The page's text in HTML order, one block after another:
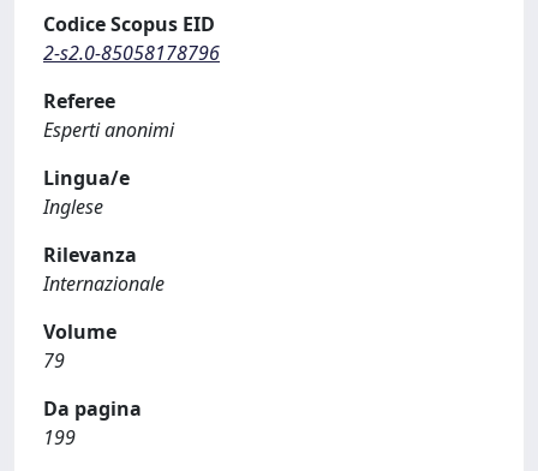
Codice Scopus EID
2-s2.0-85058178796
Referee
Esperti anonimi
Lingua/e
Inglese
Rilevanza
Internazionale
Volume
79
Da pagina
199